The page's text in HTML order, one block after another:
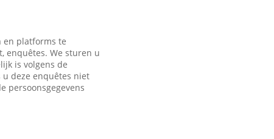
en platforms te
enquêtes. We sturen u
is volgens de
deze enquêtes niet
persoonsgegevens